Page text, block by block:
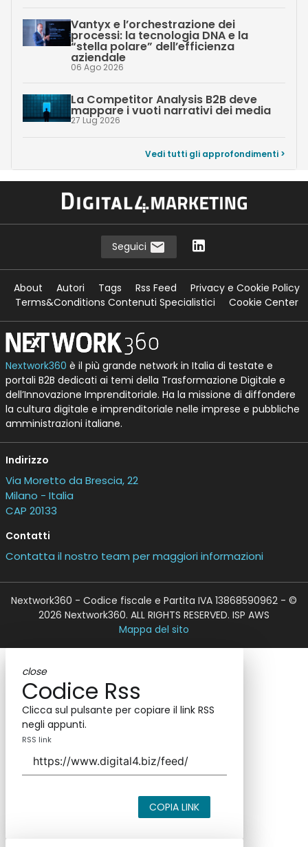
Vantyx e l’orchestrazione dei
processi: la tecnologia DNA e la
“stella polare” dell’efficienza
aziendale
06 Ago 2026
La Competitor Analysis B2B deve
mappare i vuoti narrativi dei media
27 Lug 2026
Vedi tutti gli approfondimenti >
Seguici
About Autori Tags Rss Feed
Privacy e Cookie Policy
Terms&Conditions Contenuti Specialistici
Cookie Center
Nextwork360 è il più grande network in Italia di testate e
portali B2B dedicati ai temi della Trasformazione Digitale e
dell’Innovazione Imprenditoriale. Ha la missione di diffondere
la cultura digitale e imprenditoriale nelle imprese e pubbliche
amministrazioni italiane.
Indirizzo
Via Moretto da Brescia, 22
Milano - Italia
CAP 20133
Contatti
Contatta il nostro team per maggiori informazioni
Nextwork360 - Codice fiscale e Partita IVA 13868590962 - ©
2026 Nextwork360. ALL RIGHTS RESERVED. ISP AWS
Mappa del sito
close
Codice Rss
Clicca sul pulsante per copiare il link RSS
negli appunti.
RSS link
COPIA LINK